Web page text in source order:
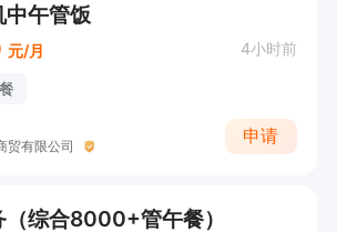
中午管饭
元/月 4小时前
贸有限公司
申请
综合8000+管午餐）